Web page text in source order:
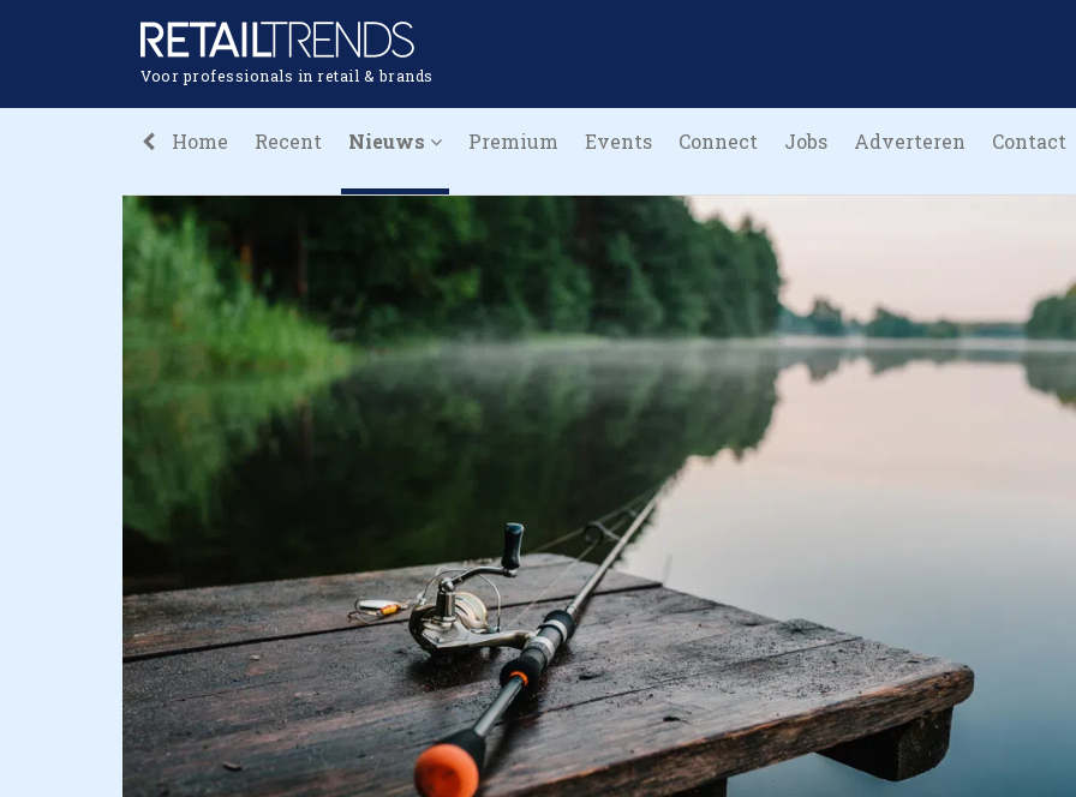
Voor professionals in retail & brands
Home Recent Nieuws Premium Events Connect Jobs Adverteren Contact